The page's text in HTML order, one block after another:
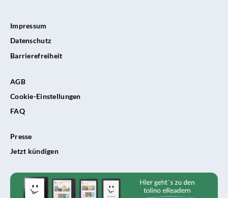
Impressum
Datenschutz
Barrierefreiheit
AGB
Cookie-Einstellungen
FAQ
Presse
Jetzt kündigen